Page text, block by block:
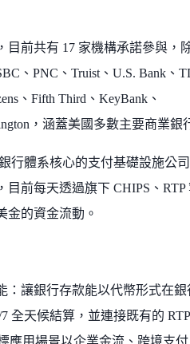
目前共有 17 家機構承諾參與，
、PNC、Truist、U.S. Bank、
、Fifth Third、KeyBank、
，涵蓋美國多數主要商業銀
行體系核心的支付基礎設施公
目前每天透過旗下 CHIPS、RTP
金的資金流動。
：讓銀行存款能以代幣形式在銀
全天候結算，並連接既有的
應用場景以企業金流、跨境支